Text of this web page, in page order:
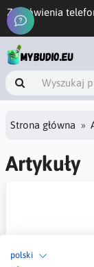
polski
Zamówienia
Strona główna
Artykuły